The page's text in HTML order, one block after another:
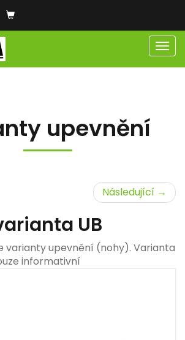
upevnění
Následující →
UB
varianty upevnění (nohy). Varianta
informativní